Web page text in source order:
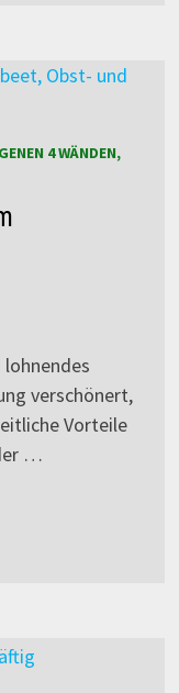
4 WÄNDEN,
verschönert,
Vorteile
…